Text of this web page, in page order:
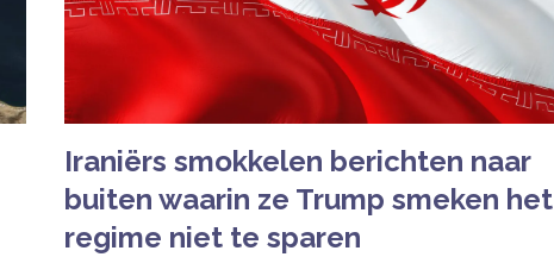
Iraniërs smokkelen berichten naar
buiten waarin ze Trump smeken het
regime niet te sparen